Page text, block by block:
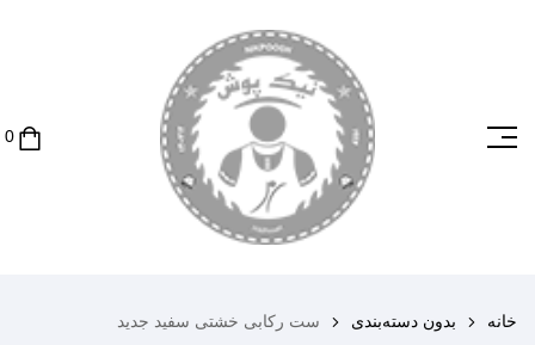
‏0
خانه بدون دسته‌بندی ست رکابی خشتی سفید جدید